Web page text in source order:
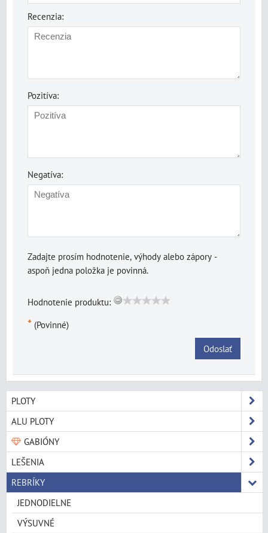
Recenzia:
Pozitíva:
Negatíva:
Zadajte prosím hodnotenie, výhody alebo zápory -
aspoň jedna položka je povinná.
Hodnotenie produktu:
* (Povinné)
Odoslať
PLOTY
ALU PLOTY
GABIÓNY
LEŠENIA
REBRÍKY
JEDNODIELNE
VÝSUVNÉ